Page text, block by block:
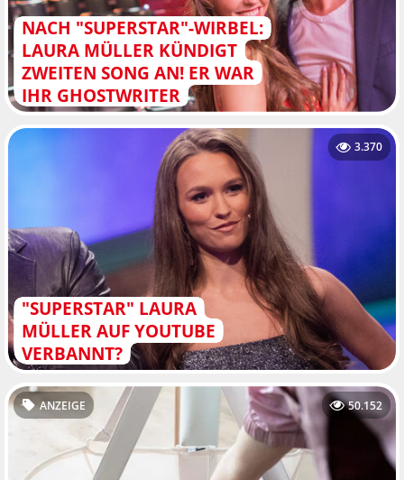
NACH "SUPERSTAR"-WIRBEL:
LAURA MÜLLER KÜNDIGT
ZWEITEN SONG AN! ER WAR
IHR GHOSTWRITER
"SUPERSTAR" LAURA
MÜLLER AUF YOUTUBE
VERBANNT?
3.370
ANZEIGE 50.152